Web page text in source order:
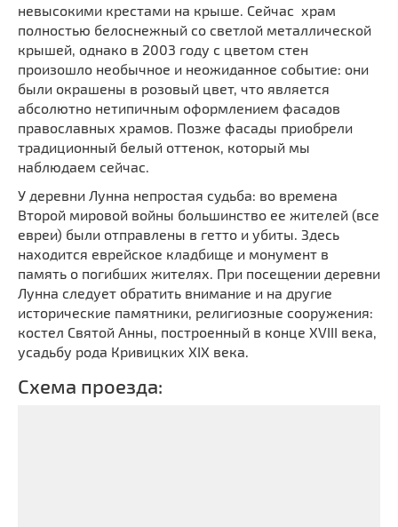
невысокими крестами на крыше. Сейчас храм
полностью белоснежный со светлой металлической
крышей, однако в 2003 году с цветом стен
произошло необычное и неожиданное событие: они
были окрашены в розовый цвет, что является
абсолютно нетипичным оформлением фасадов
православных храмов. Позже фасады приобрели
традиционный белый оттенок, который мы
наблюдаем сейчас.
У деревни Лунна непростая судьба: во времена
Второй мировой войны большинство ее жителей (все
евреи) были отправлены в гетто и убиты. Здесь
находится еврейское кладбище и монумент в
память о погибших жителях. При посещении деревни
Лунна следует обратить внимание и на другие
исторические памятники, религиозные сооружения:
костел Святой Анны, построенный в конце XVIII века,
усадьбу рода Кривицких XIX века.
Схема проезда: